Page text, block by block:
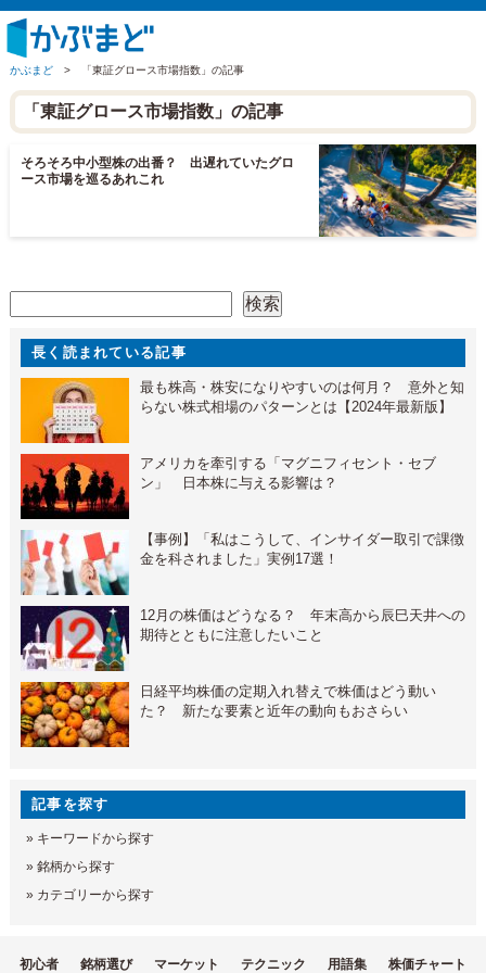
かぶまど > 「東証グロース市場指数」の記事
「東証グロース市場指数」の記事
そろそろ中小型株の出番？ 出遅れていたグロ
ース市場を巡るあれこれ
検索
長く読まれている記事
最も株高・株安になりやすいのは何月？ 意外と知
らない株式相場のパターンとは【2024年最新版】
アメリカを牽引する「マグニフィセント・セブ
ン」 日本株に与える影響は？
【事例】「私はこうして、インサイダー取引で課徴
金を科されました」実例17選！
12月の株価はどうなる？ 年末高から辰巳天井への
期待とともに注意したいこと
日経平均株価の定期入れ替えで株価はどう動い
た？ 新たな要素と近年の動向もおさらい
記事を探す
» キーワードから探す
» 銘柄から探す
» カテゴリーから探す
初心者 銘柄選び マーケット テクニック 用語集 株価チャート